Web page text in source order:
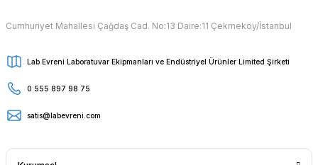
Cumhuriyet Mahallesi Çağdaş Cad. No:13 Daire:11 Çekmeköy/İstanbul
Lab Evreni Laboratuvar Ekipmanları ve Endüstriyel Ürünler Limited Şirketi
0 555 897 98 75
satis@labevreni.com